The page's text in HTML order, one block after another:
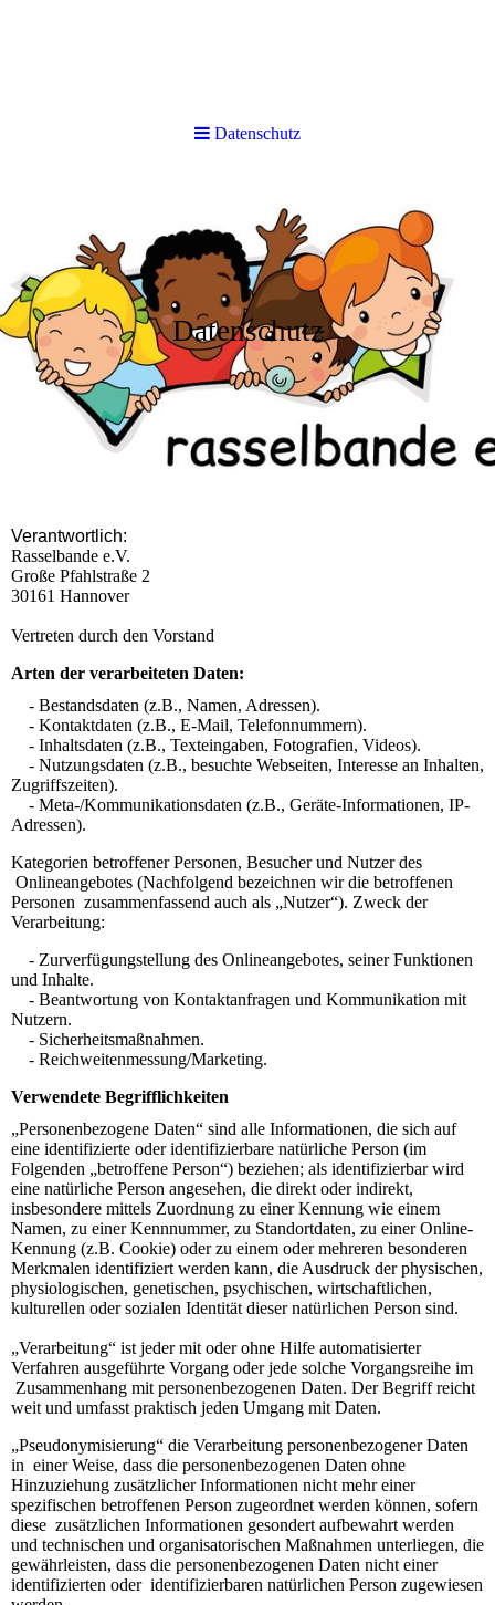
Datenschutz
Verantwortlich:
Rasselbande e.V.
Große Pfahlstraße 2
30161 Hannover
Vertreten durch den Vorstand
Arten der verarbeiteten Daten:
- Bestandsdaten (z.B., Namen, Adressen).
- Kontaktdaten (z.B., E-Mail, Telefonnummern).
- Inhaltsdaten (z.B., Texteingaben, Fotografien, Videos).
- Nutzungsdaten (z.B., besuchte Webseiten, Interesse an Inhalten,
Zugriffszeiten).
- Meta-/Kommunikationsdaten (z.B., Geräte-Informationen, IP-
Adressen).
Kategorien betroffener Personen, Besucher und Nutzer des
Onlineangebotes (Nachfolgend bezeichnen wir die betroffenen
Personen zusammenfassend auch als „Nutzer“). Zweck der
Verarbeitung:
- Zurverfügungstellung des Onlineangebotes, seiner Funktionen
und Inhalte.
- Beantwortung von Kontaktanfragen und Kommunikation mit
Nutzern.
- Sicherheitsmaßnahmen.
- Reichweitenmessung/Marketing.
Verwendete Begrifflichkeiten
„Personenbezogene Daten“ sind alle Informationen, die sich auf
eine identifizierte oder identifizierbare natürliche Person (im
Folgenden „betroffene Person“) beziehen; als identifizierbar wird
eine natürliche Person angesehen, die direkt oder indirekt,
insbesondere mittels Zuordnung zu einer Kennung wie einem
Namen, zu einer Kennnummer, zu Standortdaten, zu einer Online-
Kennung (z.B. Cookie) oder zu einem oder mehreren besonderen
Merkmalen identifiziert werden kann, die Ausdruck der physischen,
physiologischen, genetischen, psychischen, wirtschaftlichen,
kulturellen oder sozialen Identität dieser natürlichen Person sind.
„Verarbeitung“ ist jeder mit oder ohne Hilfe automatisierter
Verfahren ausgeführte Vorgang oder jede solche Vorgangsreihe im
Zusammenhang mit personenbezogenen Daten. Der Begriff reicht
weit und umfasst praktisch jeden Umgang mit Daten.
„Pseudonymisierung“ die Verarbeitung personenbezogener Daten
in einer Weise, dass die personenbezogenen Daten ohne
Hinzuziehung zusätzlicher Informationen nicht mehr einer
spezifischen betroffenen Person zugeordnet werden können, sofern
diese zusätzlichen Informationen gesondert aufbewahrt werden
und technischen und organisatorischen Maßnahmen unterliegen, die
gewährleisten, dass die personenbezogenen Daten nicht einer
identifizierten oder identifizierbaren natürlichen Person zugewiesen
Datenschutz